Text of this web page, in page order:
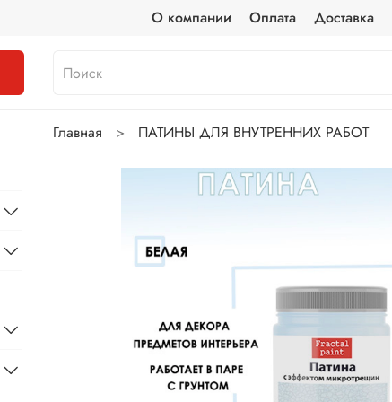
О компании Оплата Доставка
Главная ПАТИНЫ ДЛЯ ВНУТРЕННИХ РАБОТ